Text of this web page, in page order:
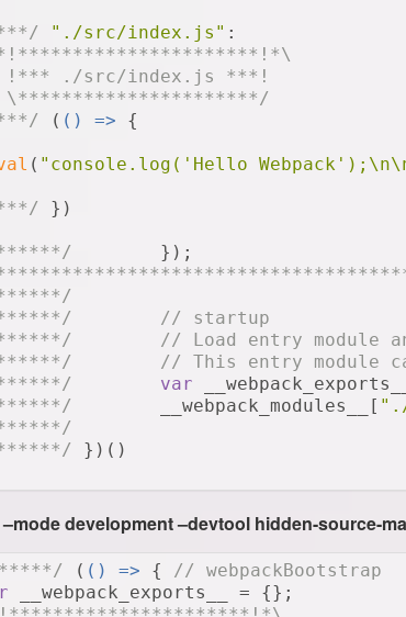
"./src/index.js" :
!*** ./src/index.js ***!
\**********************/
( () => {
( "console.log('Hello
})
});
// startup
// Load entry module
// This entry module
var
__webpack_modules__[
})()
development –devtool hidden-source-
( () => {
// webpackBootstrap
__webpack_exports__ = {};